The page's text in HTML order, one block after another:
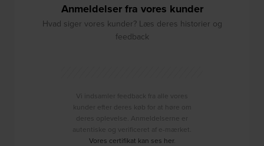
Anmeldelser fra vores kunder
Hvad siger vores kunder? Læs deres historier og
feedback
Vi indsamler feedback fra alle vores
kunder efter deres køb for at høre om
deres oplevelse. Anmeldelserne er
autentiske og verificeret af e-mærket.
Vores certifikat kan ses her.